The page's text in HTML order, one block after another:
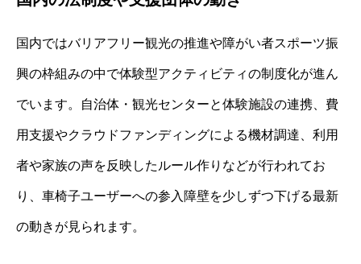
国内ではバリアフリー観光の推進や障がい者スポーツ振
興の枠組みの中で体験型アクティビティの制度化が進ん
でいます。自治体・観光センターと体験施設の連携、費
用支援やクラウドファンディングによる機材調達、利用
者や家族の声を反映したルール作りなどが行われてお
り、車椅子ユーザーへの参入障壁を少しずつ下げる最新
の動きが見られます。